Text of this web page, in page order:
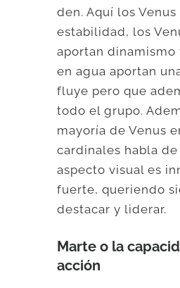
den. Aquí los
estabilidad, los
aportan dinamismo
en agua aportan
fluye pero que
todo el grupo.
mayoría de Venus
cardinales habla de
aspecto visual es
fuerte, queriendo
destacar y liderar.
Marte o la
acción